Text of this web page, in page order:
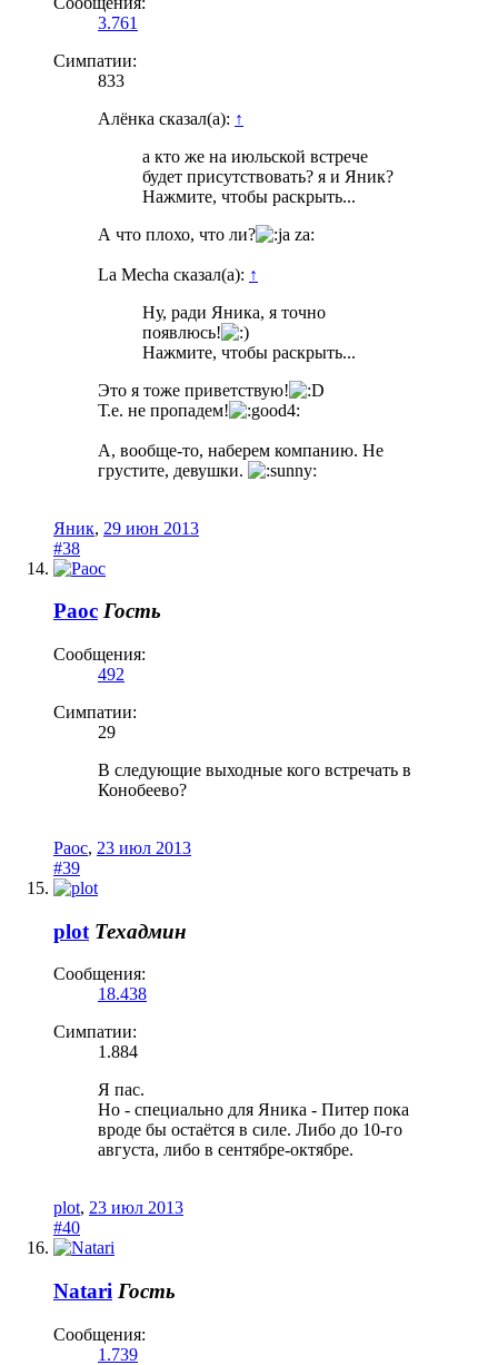
3.761
Симпатии:
833
Алёнка сказал(а): ↑
а кто же на июльской встрече
будет присутствовать? я и Яник?
Нажмите, чтобы раскрыть...
А что плохо, что ли?
La Mecha сказал(а): ↑
Ну, ради Яника, я точно
появлюсь!
Нажмите, чтобы раскрыть...
Это я тоже приветствую!
Т.е. не пропадем!
А, вообще-то, наберем компанию. Не
грустите, девушки.
Яник, 29 июн 2013
#38
Раос Гость
Сообщения:
492
Симпатии:
29
В следующие выходные кого встречать в
Конобеево?
Раос, 23 июл 2013
#39
plot Техадмин
Сообщения:
18.438
Симпатии:
1.884
Я пас.
Но - специально для Яника - Питер пока
вроде бы остаётся в силе. Либо до 10-го
августа, либо в сентябре-октябре.
plot, 23 июл 2013
#40
Natari Гость
Сообщения:
1.739